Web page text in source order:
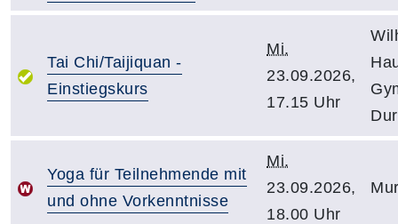
Tai Chi/Taijiquan -
Einstiegskurs
Mi.
23.09.2026,
17.15 Uhr
Yoga für Teilnehmende mit
und ohne Vorkenntnisse
Mi.
23.09.2026,
18.00 Uhr